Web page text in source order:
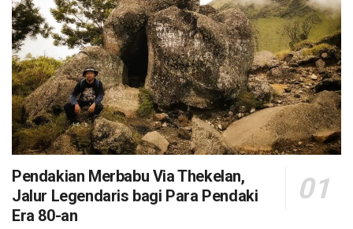
Pendakian Merbabu Via Thekelan,
Jalur Legendaris bagi Para Pendaki
Era 80-an